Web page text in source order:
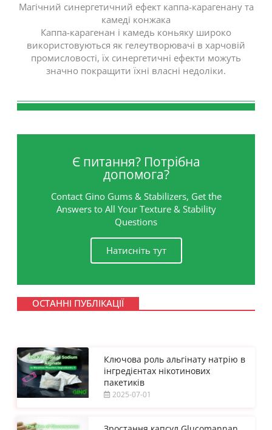
Магічний синергетичний ефект каппа-карагенану та
камеді конжака
Каппа-карагенан і камедь коньяку широко
використовуються як гелеутворювачі в харчовій
промисловості, їх синергетичні ефекти можуть
значно покращити їхні власні недоліки.
Є питання? Потрібна
допомога?
Contact Gino Gums & Stabilizers, Get the
Answers to All Your Texture & Stability
Questions
Натисніть тут
ОСТАННІ ПУБЛІКАЦІЇ
Ключова роль альгінату натрію в
інгредієнтах нікотинових
пакетиків
2025-07-01